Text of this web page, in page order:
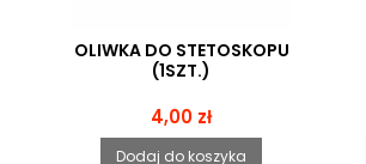
OLIWKA DO STETOSKOPU
(1SZT.)
Cena
4,00 zł
Dodaj do koszyka